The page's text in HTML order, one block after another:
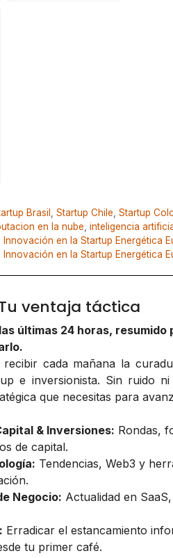
Brasil Startup Chile Startup
en la nube inteligencia
Innovación en la Startup Energética
Innovación en la Startup Energética
ventaja táctica
últimas 24 horas, resumido
cada mañana la
e inversionista. Sin ruido
que necesitas para
& Inversiones: Rondas,
de capital.
Tendencias, Web3 y
Negocio: Actualidad en
Erradicar el estancamiento
tu primer café.